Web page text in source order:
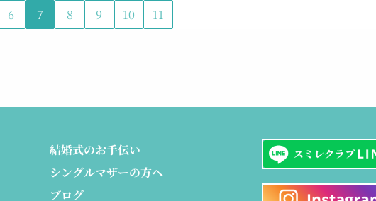
6 7 8 9 10 11
結婚式のお手伝い
シングルマザーの方へ
ブログ